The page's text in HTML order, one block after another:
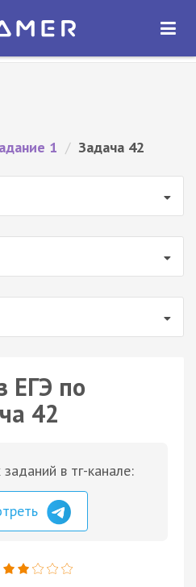
ОТКРЫТЬ
1 / Задача 42
ЕГЭ по
42
в тг-канале: